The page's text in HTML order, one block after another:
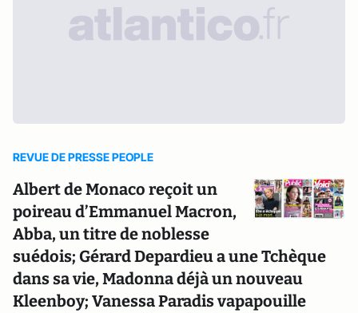
REVUE DE PRESSE PEOPLE
Albert de Monaco reçoit un
poireau d’Emmanuel Macron,
Abba, un titre de noblesse
suédois; Gérard Depardieu a une Tchèque
dans sa vie, Madonna déjà un nouveau
Kleenboy; Vanessa Paradis vapapouille